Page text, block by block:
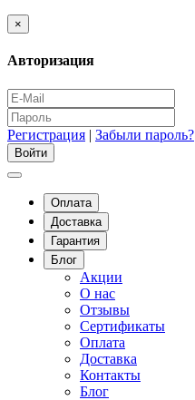
×
Авторизация
Регистрация | Забыли пароль?
Оплата
Доставка
Гарантия
Блог
Акции
О нас
Отзывы
Сертификаты
Оплата
Доставка
Контакты
Блог